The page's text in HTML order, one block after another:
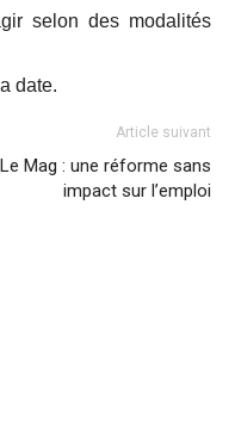
selon des modalités
date.
Article suivant
Le Mag : une réforme sans
impact sur l’emploi